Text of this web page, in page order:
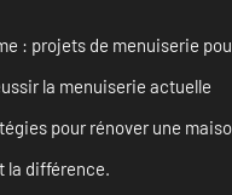
: projets de menuiserie
la menuiserie actuelle
pour rénover une
la différence.